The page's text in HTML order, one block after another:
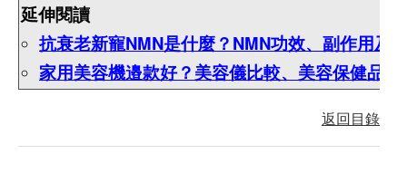
延伸閱讀
抗衰老新寵NMN是什麼？NMN功效、副作用及
家用美容機邉款好？美容儀比較、美容保健品推
返回目錄